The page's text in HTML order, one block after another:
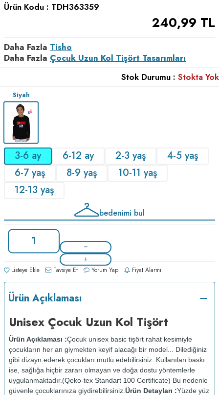
Ürün Kodu : TDH363359
240,99 TL
Daha Fazla Tisho
Daha Fazla Çocuk Uzun Kol Tişört Tasarımları
Stok Durumu : Stokta Yok
Siyah
3-6 ay 6-12 ay 2-3 yaş
4-5 yaş
6-7 yaş
8-9 yaş
10-11 yaş
12-13 yaş
bedenimi bul
Listeye Ekle Tavsiye Et Yorum Yap Fiyat Alarmı
Ürün Açıklaması
Unisex Çocuk Uzun Kol Tişört
Ürün Açıklaması :Çocuk unisex basic tişört rahat kesimiyle
çocukların her an giymekten keyif alacağı bir model... Dilediğiniz
gibi dizayn ederek çocukları mutlu edebilirsiniz. Kullanılan baskı
ise, sağlığa hiçbir zararı olmayan ve doğa dostu yöntemlerle
uygulanmaktadır.(Qeko-tex Standart 100 Certificate) Bu nedenle
güvenle çocuklarınıza giydirebilirsiniz. Ürün Detayları :Yüzde yüz